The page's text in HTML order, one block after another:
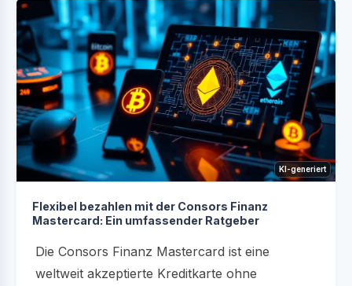
KI-generiert
Flexibel bezahlen mit der Consors Finanz
Mastercard: Ein umfassender Ratgeber
Die Consors Finanz Mastercard ist eine
weltweit akzeptierte Kreditkarte ohne